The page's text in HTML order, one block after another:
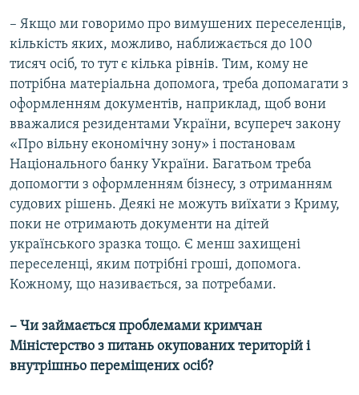
– Якщо ми говоримо про вимушених переселенців,
кількість яких, можливо, наближається до 100
тисяч осіб, то тут є кілька рівнів. Тим, кому не
потрібна матеріальна допомога, треба допомагати з
оформленням документів, наприклад, щоб вони
вважалися резидентами України, всупереч закону
«Про вільну економічну зону» і постановам
Національного банку України. Багатьом треба
допомогти з оформленням бізнесу, з отриманням
судових рішень. Деякі не можуть виїхати з Криму,
поки не отримають документи на дітей
українського зразка тощо. Є менш захищені
переселенці, яким потрібні гроші, допомога.
Кожному, що називається, за потребами.
– Чи займається проблемами кримчан
Міністерство з питань окупованих територій і
внутрішньо переміщених осіб?